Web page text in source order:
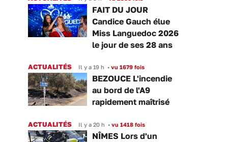
FAIT DU JOUR
Candice Gauch élue
Miss Languedoc 2026
le jour de ses 28 ans
ACTUALITÉS Il y a 19 h • vu 1679 fois
BEZOUCE L'incendie
au bord de l'A9
rapidement maîtrisé
ACTUALITÉS Il y a 20 h • vu 1418 fois
NÎMES Lors d'un